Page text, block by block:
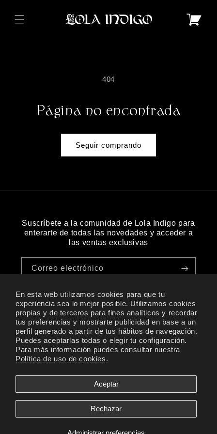
En esta web utilizamos cookies para que tu
experiencia sea lo mejor posible. Utilizamos cookies
propias y de terceros para fines analíticos y recordar
tus preferencias y mostrarte publicidad en base a un
perfil generado a partir de tus hábitos de navegación.
Puedes aceptarlas todas o elegir tu configuración.
Para más información puedes consultar nuestra
Política de uso de cookies.
Aceptar
Rechazar
al contenido
Carrito
404
Página no encontrada
Seguir comprando
Suscríbete a la comunidad de Lola Indigo para
enterarte de todas las novedades y acceder a
las ventas exclusivas
Correo electrónico
Instagram
TikTok X
(Twitter)
FAQ's
Contáctanos
Política de reembolso